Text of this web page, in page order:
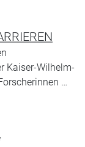
Kaiser-Wilhelm-
…